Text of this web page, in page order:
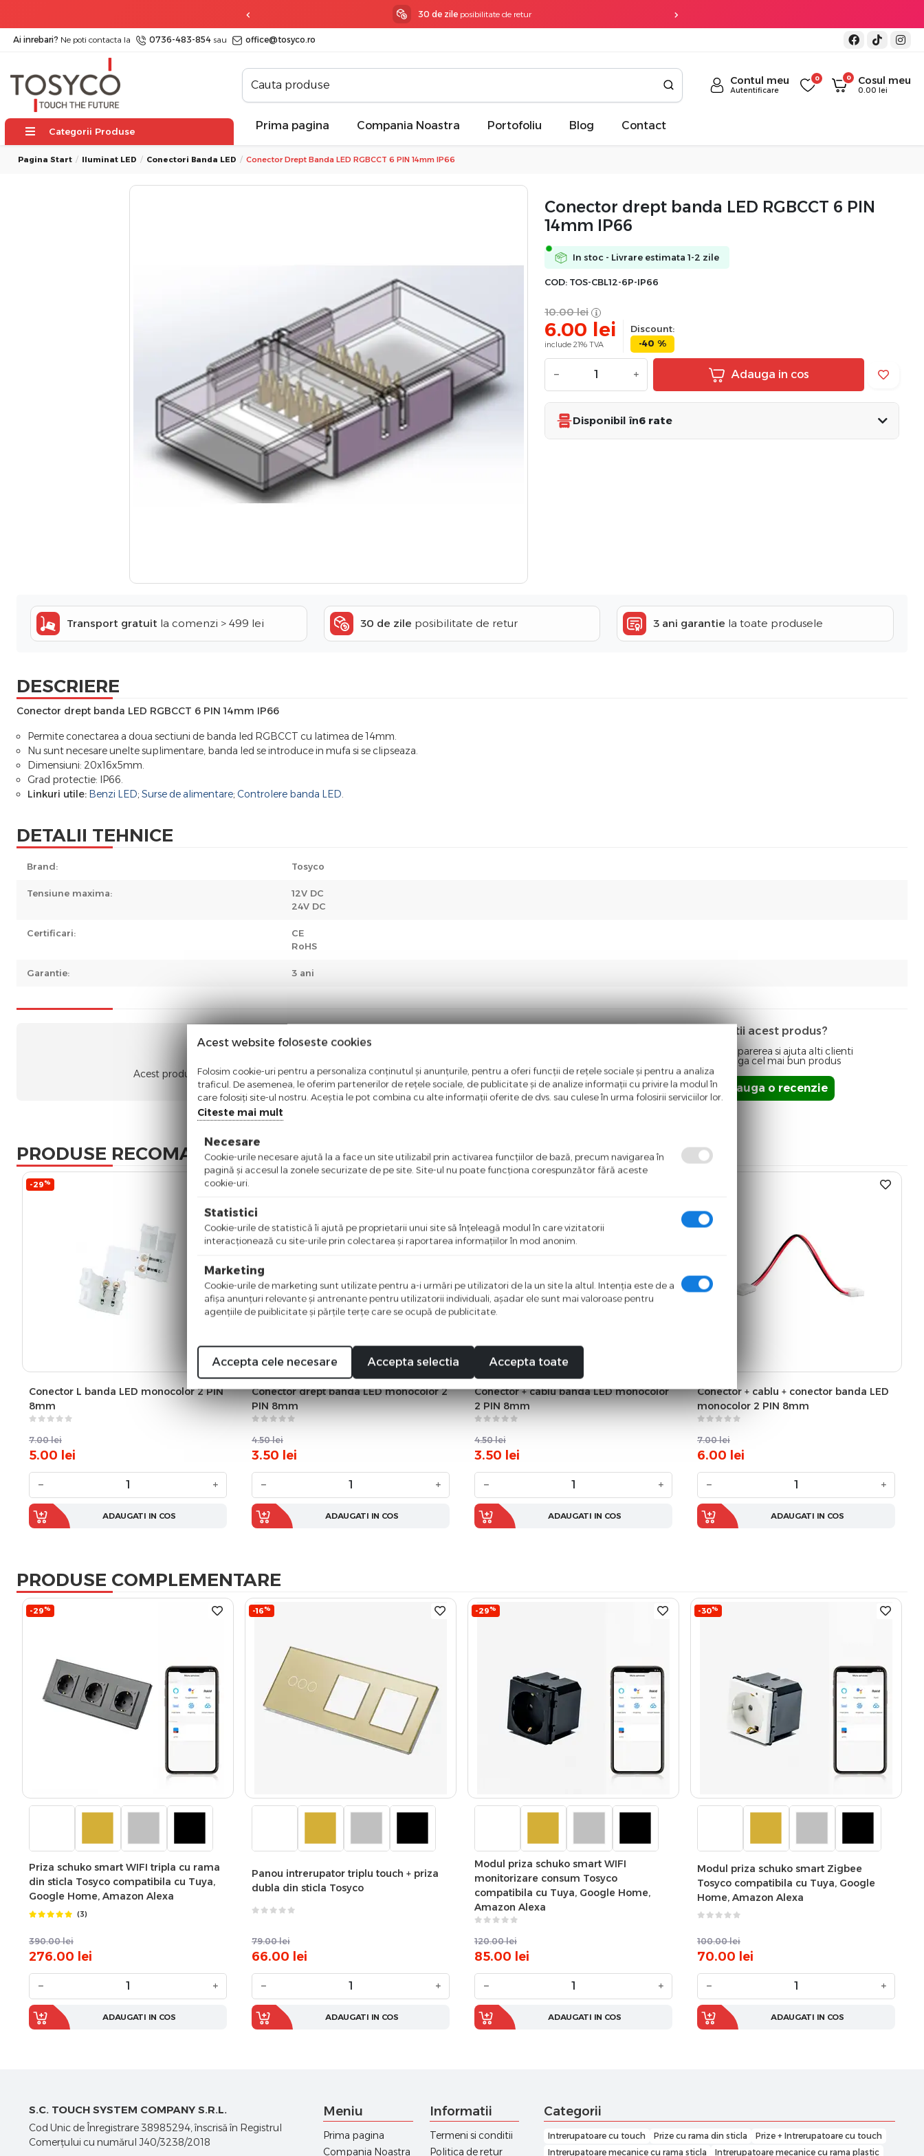
3 ani garantiela toate produsele
Ai inrebari? Ne poti contacta la 0736-483-854 sau office@tosyco.ro
Contul meu
Autentificare
0 0 Cosul meu
0.00 lei
Categorii Produse Prima pagina Compania Noastra Portofoliu Blog Contact
Pagina Start Iluminat LED Conectori Banda LED Conector Drept Banda LED RGBCCT 6 PIN 14mm IP66
Conector drept banda LED RGBCCT 6 PIN
14mm IP66
In stoc - Livrare estimata 1-2 zile
COD: TOS-CBL12-6P-IP66
10.00 lei
6.00 lei
include 21% TVA
Discount:
-40 %
− + Adauga in cos
Disponibil în6 rate
Transport gratuit la comenzi > 499 lei 30 de zile posibilitate de retur 3 ani garantie la toate produsele
DESCRIERE
Conector drept banda LED RGBCCT 6 PIN 14mm IP66
Permite conectarea a doua sectiuni de banda led RGBCCT cu latimea de 14mm.
Nu sunt necesare unelte suplimentare, banda led se introduce in mufa si se clipseaza.
Dimensiuni: 20x16x5mm.
Grad protectie: IP66.
Linkuri utile: Benzi LED; Surse de alimentare; Controlere banda LED.
DETALII TEHNICE
Brand: Tosyco
Tensiune maxima:
12V DC
24V DC
Certificari:
CE
RoHS
Garantie: 3 ani
Acest produs nu a adunat recenzii. Fii primul care scrie ceva bun despre acest produs!
Detii acest produs?
Spune-ti parerea si ajuta alti clienti
sa aleaga cel mai bun produs
Adauga o recenzie
PRODUSE RECOMANDATE
-29%
Conector L banda LED monocolor 2 PIN
8mm
7.00 lei
5.00 lei
− +
ADAUGATI IN COS
Conector drept banda LED monocolor 2
PIN 8mm
4.50 lei
3.50 lei
− +
ADAUGATI IN COS
Conector + cablu banda LED monocolor
2 PIN 8mm
4.50 lei
3.50 lei
− +
ADAUGATI IN COS
Conector + cablu + conector banda LED
monocolor 2 PIN 8mm
7.00 lei
6.00 lei
− +
ADAUGATI IN COS
PRODUSE COMPLEMENTARE
-29%
Priza schuko smart WIFI tripla cu rama
din sticla Tosyco compatibila cu Tuya,
Google Home, Amazon Alexa
(3)
390.00 lei
276.00 lei
− +
ADAUGATI IN COS
-16%
Panou intrerupator triplu touch + priza
dubla din sticla Tosyco
79.00 lei
66.00 lei
− +
ADAUGATI IN COS
-29%
Modul priza schuko smart WIFI
monitorizare consum Tosyco
compatibila cu Tuya, Google Home,
Amazon Alexa
120.00 lei
85.00 lei
− +
ADAUGATI IN COS
-30%
Modul priza schuko smart Zigbee
Tosyco compatibila cu Tuya, Google
Home, Amazon Alexa
100.00 lei
70.00 lei
− +
ADAUGATI IN COS
S.C. TOUCH SYSTEM COMPANY S.R.L.
Cod Unic de Înregistrare 38985294, înscrisă în Registrul
Comerţului cu numărul J40/3238/2018
Meniu
Prima pagina
Compania Noastra
Informatii
Termeni si conditii
Politica de retur
Categorii
Intrerupatoare cu touch Prize cu rama din sticla
Prize + Intrerupatoare cu touch
Intrerupatoare mecanice cu rama sticla
Intrerupatoare mecanice cu rama plastic
Acest website foloseste cookies
Folosim cookie-uri pentru a personaliza conținutul și anunțurile, pentru a oferi funcții de rețele sociale și pentru a analiza
traficul. De asemenea, le oferim partenerilor de rețele sociale, de publicitate și de analize informații cu privire la modul în
care folosiți site-ul nostru. Aceștia le pot combina cu alte informații oferite de dvs. sau culese în urma folosirii serviciilor lor.
Citeste mai mult
Necesare
Cookie-urile necesare ajută la a face un site utilizabil prin activarea funcţiilor de bază, precum navigarea în
pagină şi accesul la zonele securizate de pe site. Site-ul nu poate funcţiona corespunzător fără aceste
cookie-uri.
Statistici
Cookie-urile de statistică îi ajută pe proprietarii unui site să înţeleagă modul în care vizitatorii
interacţionează cu site-urile prin colectarea şi raportarea informaţiilor în mod anonim.
Marketing
Cookie-urile de marketing sunt utilizate pentru a-i urmări pe utilizatori de la un site la altul. Intenţia este de a
afişa anunţuri relevante şi antrenante pentru utilizatorii individuali, aşadar ele sunt mai valoroase pentru
agenţiile de puiblicitate şi părţile terţe care se ocupă de publicitate.
Accepta cele necesare Accepta selectia Accepta toate